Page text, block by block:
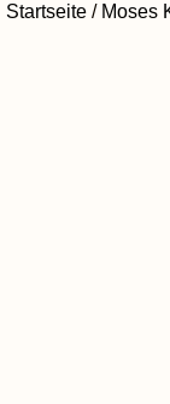
Startseite/ Moses